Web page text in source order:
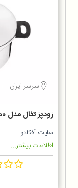
سراسر ایران
زودپز تفال مدل P2584300
سایت آفکادو
اطلاعات بیشتر...